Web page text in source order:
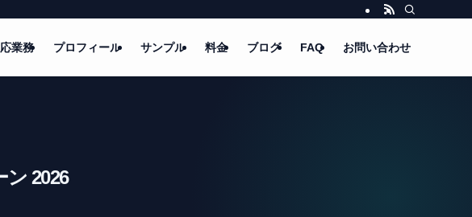
業務 プロフィール サンプル 料金 ブログ FAQ お問い合わせ
ン 2026